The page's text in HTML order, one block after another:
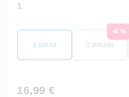
1
1 pieza
-4 %
2 piezas
16,99 €